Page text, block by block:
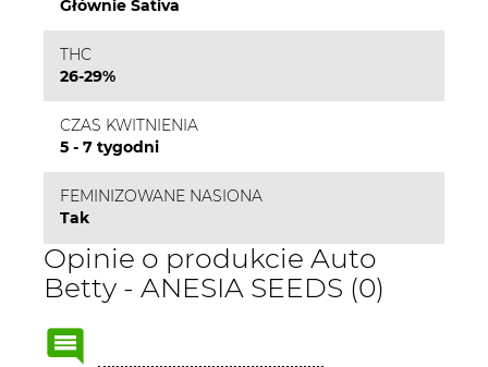
Głównie Sativa
THC
26-29%
CZAS KWITNIENIA
5 - 7 tygodni
FEMINIZOWANE NASIONA
Tak
Opinie o produkcie Auto
Betty - ANESIA SEEDS (0)